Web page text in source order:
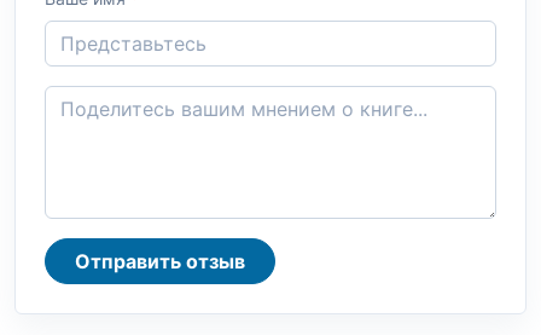
Отправить отзыв